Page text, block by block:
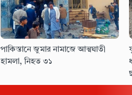
পাকিস্তানে জুমার নামাজে আত্মঘাতী
হামলা, নিহত ৩১